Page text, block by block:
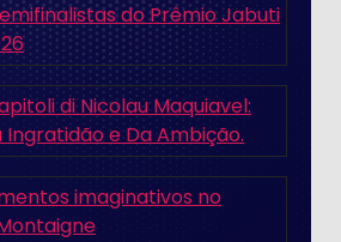
do Prêmio Jabuti
di Nicolau Maquiavel:
Ingratidão e Da Ambição.
imaginativos no